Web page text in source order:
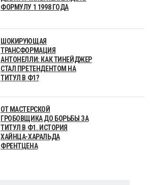
ФОРМУЛУ 1 1998 ГОДА
ШОКИРУЮЩАЯ
ТРАНСФОРМАЦИЯ
АНТОНЕЛЛИ: КАК ТИНЕЙДЖЕР
СТАЛ ПРЕТЕНДЕНТОМ НА
ТИТУЛ В Ф1?
ОТ МАСТЕРСКОЙ
ГРОБОВЩИКА ДО БОРЬБЫ ЗА
ТИТУЛ В Ф1. ИСТОРИЯ
ХАЙНЦА-ХАРАЛЬДА
ФРЕНТЦЕНА